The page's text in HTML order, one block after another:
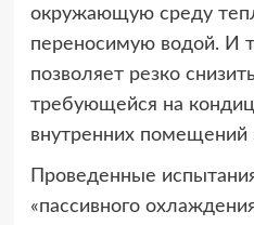
окружающую среду
переносимую водой. И
позволяет резко
требующейся на
внутренних помещений
Проведенные
«пассивного